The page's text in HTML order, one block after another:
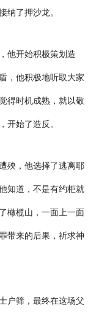
纳了押沙龙。
他开始积极策划造
，他积极地听取大家
得时机成熟，就以敬
开始了造反。
殃，他选择了逃离耶
知道，不是有约柜就
橄榄山，一面上一面
带来的后果，祈求神
户筛，最终在这场父